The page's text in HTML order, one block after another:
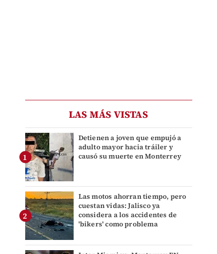
LAS MÁS VISTAS
Detienen a joven que empujó a
adulto mayor hacia tráiler y
causó su muerte en Monterrey
Las motos ahorran tiempo, pero
cuestan vidas: Jalisco ya
considera a los accidentes de
'bikers' como problema